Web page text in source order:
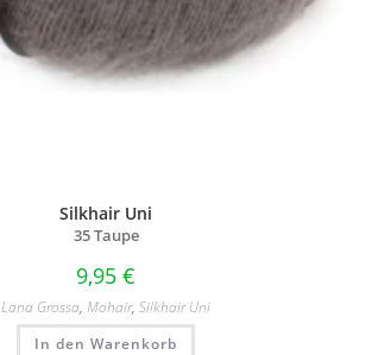
Silkhair Uni
35 Taupe
9,95 €
Lana Grossa, Mohair, Silkhair Uni
In den Warenkorb